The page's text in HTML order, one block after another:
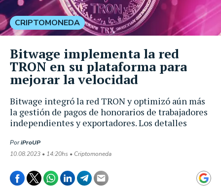
Bitwage integró la red TRON y optimizó aún más
la gestión de pagos de honorarios de trabajadores
independientes y exportadores. Los detalles
PoriProUP
10.08.2023 • 14:20hs • Criptomoneda
CRIPTOMONEDA
Bitwage implementa la red
TRON en su plataforma para
mejorar la velocidad